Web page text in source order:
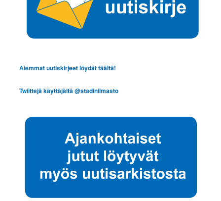
Aiemmat uutiskirjeet löydät täältä!
Twiittejä käyttäjältä @stadinilmasto